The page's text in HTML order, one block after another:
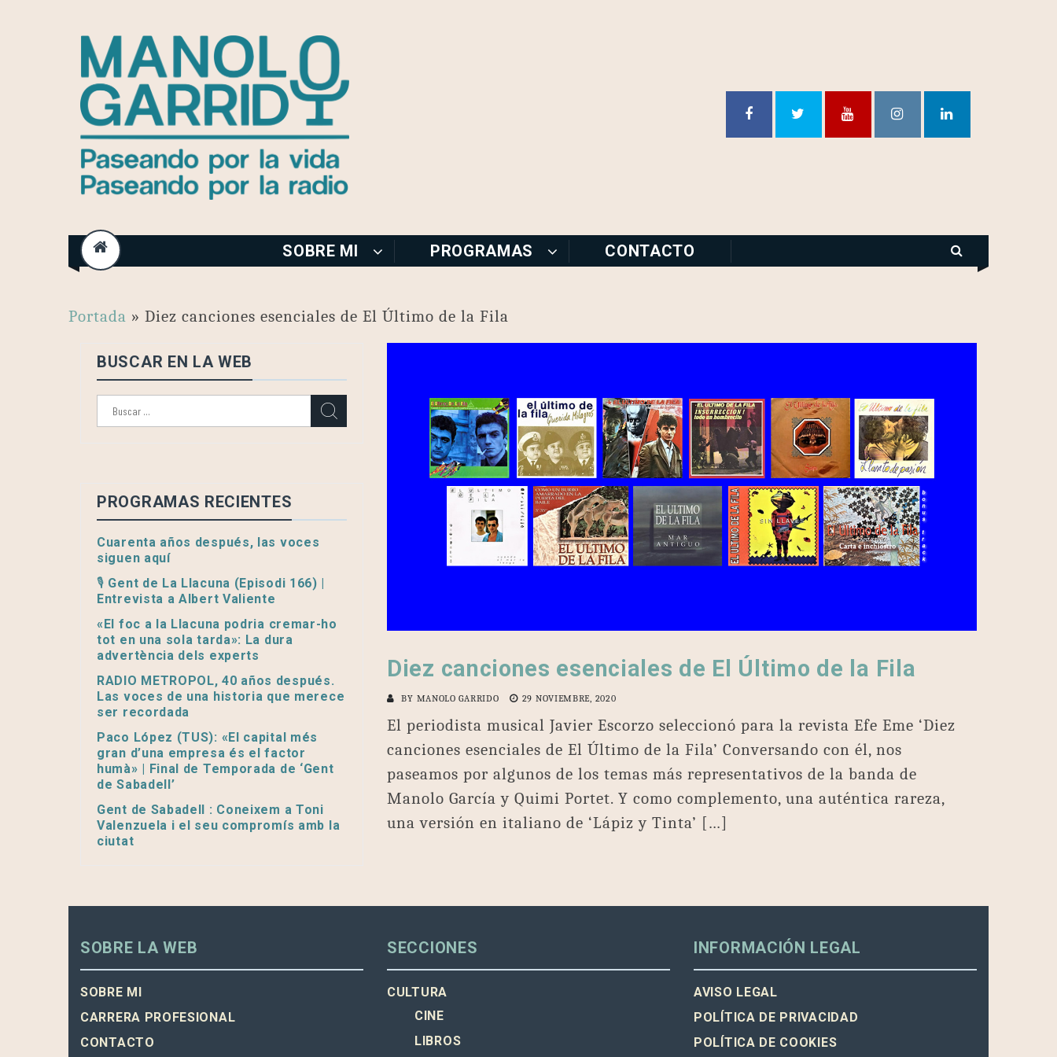
content
SOBRE MI PROGRAMAS CONTACTO
Portada » Diez canciones esenciales de El Último de la Fila
Diez canciones esenciales de El Último de la Fila
BY MANOLO GARRIDO 29 NOVIEMBRE, 2020
El periodista musical Javier Escorzo seleccionó para la revista Efe Eme ‘Diez
canciones esenciales de El Último de la Fila’ Conversando con él, nos
paseamos por algunos de los temas más representativos de la banda de
Manolo García y Quimi Portet. Y como complemento, una auténtica rareza,
una versión en italiano de ‘Lápiz y Tinta’ […]
BUSCAR EN LA WEB
PROGRAMAS RECIENTES
Cuarenta años después, las voces
siguen aquí
🎙️ Gent de La Llacuna (Episodi 166) |
Entrevista a Albert Valiente
«El foc a la Llacuna podria cremar-ho
tot en una sola tarda»: La dura
advertència dels experts
RADIO METROPOL, 40 años después.
Las voces de una historia que merece
ser recordada
Paco López (TUS): «El capital més
gran d’una empresa és el factor
humà» | Final de Temporada de ‘Gent
de Sabadell’
Gent de Sabadell : Coneixem a Toni
Valenzuela i el seu compromís amb la
ciutat
SOBRE LA WEB
SOBRE MI
CARRERA PROFESIONAL
CONTACTO
SECCIONES
CULTURA
CINE
LIBROS
INFORMACIÓN LEGAL
AVISO LEGAL
POLÍTICA DE PRIVACIDAD
POLÍTICA DE COOKIES